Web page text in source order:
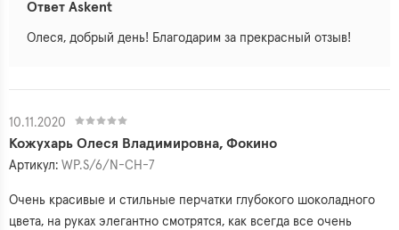
Ответ Askent
Олеся, добрый день! Благодарим за прекрасный отзыв!
10.11.2020
Кожухарь Олеся Владимировна, Фокино
Артикул: WP.S/6/N-CH-7
Очень красивые и стильные перчатки глубокого шоколадного
цвета, на руках элегантно смотрятся, как всегда все очень